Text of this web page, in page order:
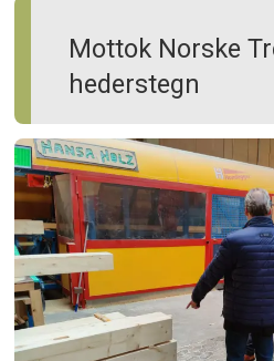
Mottok Norske
hederstegn